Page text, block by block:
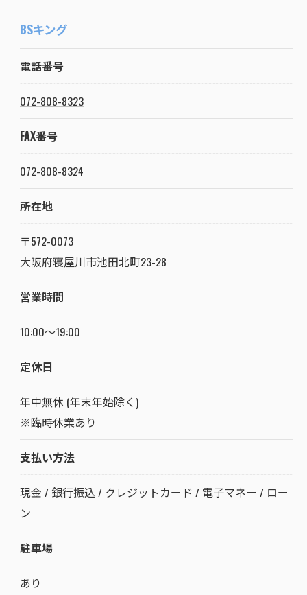
BSキング
電話番号
072-808-8323
FAX番号
072-808-8324
所在地
〒572-0073
大阪府寝屋川市池田北町23-28
営業時間
10:00～19:00
定休日
年中無休 (年末年始除く)
※臨時休業あり
支払い方法
現金 / 銀行振込 / クレジットカード / 電子マネー / ロー
ン
駐車場
あり